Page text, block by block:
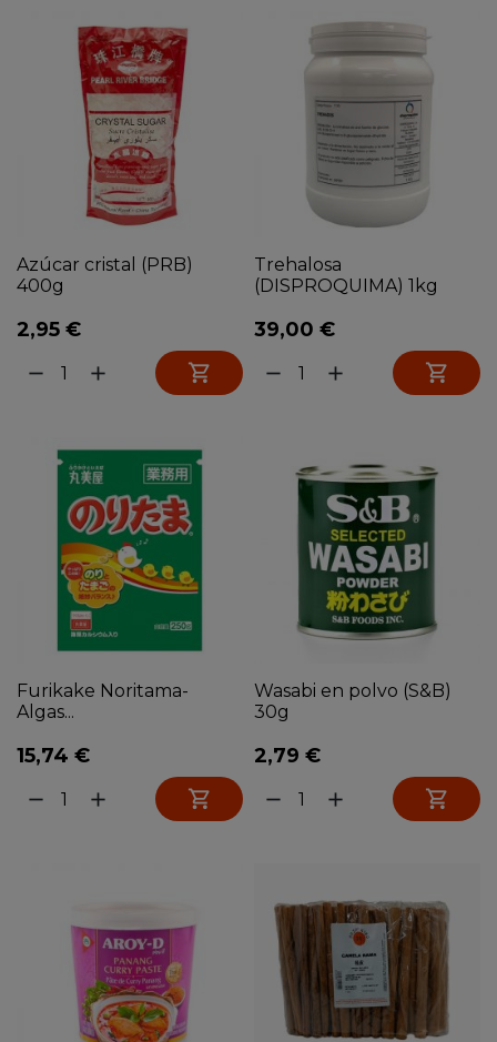
Azúcar cristal (PRB)
400g
2,95 €
remove add 
Trehalosa
(DISPROQUIMA) 1kg
39,00 €
remove add 
Furikake Noritama-
Algas...
15,74 €
remove add 
Wasabi en polvo (S&B)
30g
2,79 €
remove add 